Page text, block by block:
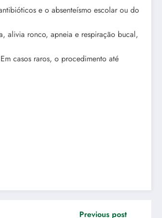
e o absenteísmo escolar ou do
alivia ronco, apneia e respiração bucal,
casos raros, o procedimento até
Previous post